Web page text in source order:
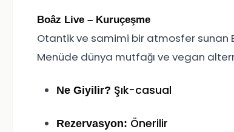
Boâz Live – Kuruçeşme
Otantik ve samimi bir atmosfer sunan
Menüde dünya mutfağı ve vegan
Ne Giyilir? Şık-casual
Rezervasyon: Önerilir